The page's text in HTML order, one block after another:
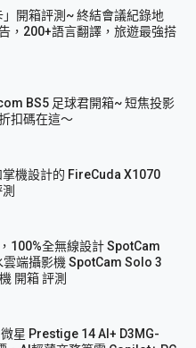
」開箱評測~ 終結會議紀錄地
，200+語言翻譯，旅遊最強搭
BS5 足球君開箱~ 短焦投影
扣碼在這～
掌機設計的 FireCuda X1070
100%全無線設計 SpotCam
端攝影機 SpotCam Solo 3
開箱 評測
星 Prestige 14 AI+ D3MG-